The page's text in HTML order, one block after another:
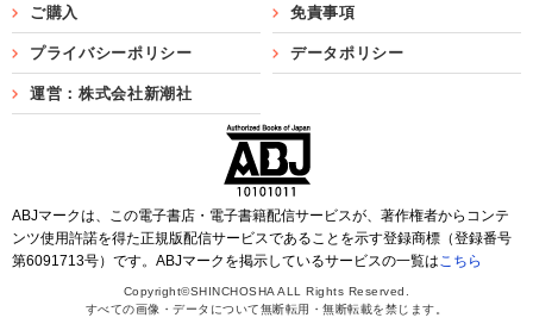
ご購入 免責事項
プライバシーポリシー データポリシー
運営：株式会社新潮社
ABJマークは、この電子書店・電子書籍配信サービスが、著作権者からコンテ
ンツ使用許諾を得た正規版配信サービスであることを示す登録商標（登録番号
第6091713号）です。ABJマークを掲示しているサービスの一覧はこちら
Copyright©SHINCHOSHA ALL Rights Reserved.
すべての画像・データについて無断転用・無断転載を禁じます。